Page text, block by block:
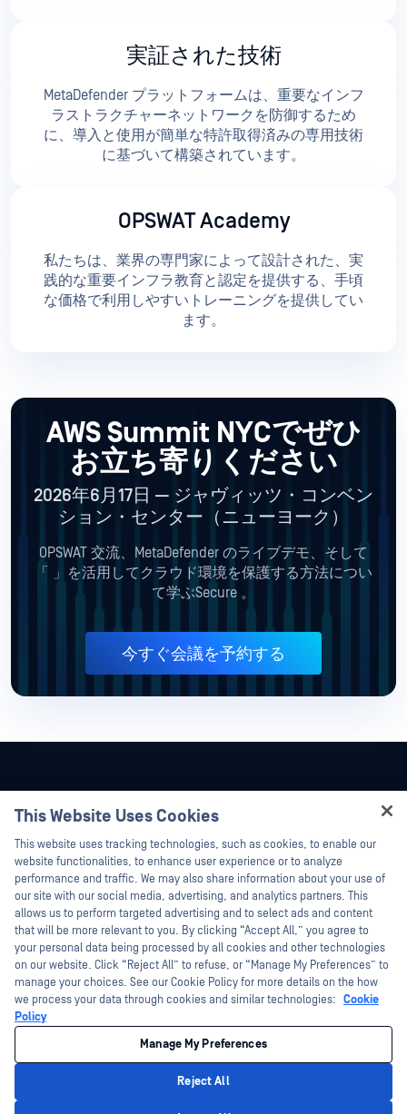
実証された技術
MetaDefender プラットフォームは、重要なインフ
ラストラクチャーネットワークを防御するため
に、導入と使用が簡単な特許取得済みの専用技術
に基づいて構築されています。
OPSWAT Academy
私たちは、業界の専門家によって設計された、実
践的な重要インフラ教育と認定を提供する、手頃
な価格で利用しやすいトレーニングを提供してい
ます。
AWS Summit NYCでぜひ
お立ち寄りください
2026年6月17日 — ジャヴィッツ・コンベン
ション・センター（ニューヨーク）
OPSWAT 交流、MetaDefender のライブデモ、そして
「
」を活用してクラウド環境を保護する方法につい
て学ぶSecure 。
今すぐ会議を予約する
©2026OPSWAT . All rights reserved.OPSWAT、MetaDefender、Metascan、
MetaAccess、OPSWAT 、Trust no File. Trust No Device.、OPSWAT 、Protecting the
World's Critical Infrastructure、Deep CDR™ Technology、InQuest、InQuestロゴ、
DFI、RetroHunt、Deep File Inspection、およびJoin the Huntは、OPSWAT の商標
です。第三者の商標は、それぞれの所有者の財産です。
プライバシーポリシー
カリフォルニア州のプライバシーポリ
This Website Uses Cookies
This website uses tracking technologies, such as cookies, to enable our
website functionalities, to enhance user experience or to analyze
performance and traffic. We may also share information about your use of
our site with our social media, advertising, and analytics partners. This
allows us to perform targeted advertising and to select ads and content
that will be more relevant to you. By clicking “Accept All,” you agree to
your personal data being processed by all cookies and other technologies
on our website. Click “Reject All” to refuse, or “Manage My Preferences” to
manage your choices. See our Cookie Policy for more details on the how
we process your data through cookies and similar technologies: Cookie
Policy
Manage My Preferences
Reject All
Hey there!
I'm Ozzy, your OPSWAT virtual assistant.
How can I help you secure what's critical
today?